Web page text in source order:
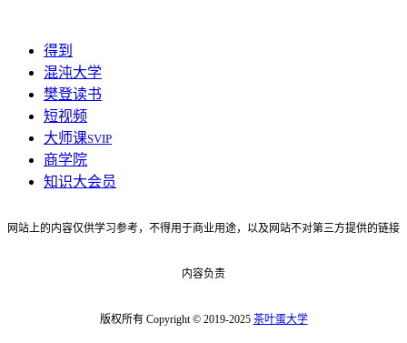
得到
混沌大学
樊登读书
短视频
大师课SVIP
商学院
知识大会员
网站上的内容仅供学习参考，不得用于商业用途，以及网站不对第三方提供的链接
内容负责
版权所有 Copyright © 2019-2025 茶叶蛋大学